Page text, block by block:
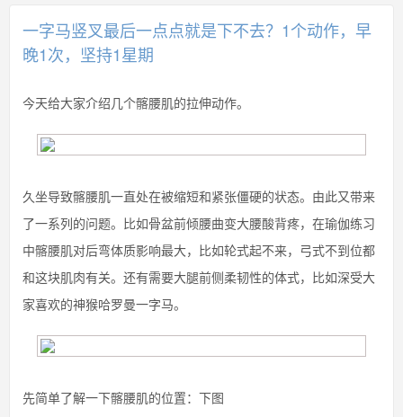
一字马竖叉最后一点点就是下不去？1个动作，早
晚1次，坚持1星期
今天给大家介绍几个髂腰肌的拉伸动作。
久坐导致髂腰肌一直处在被缩短和紧张僵硬的状态。由此又带来
了一系列的问题。比如骨盆前倾腰曲变大腰酸背疼，在瑜伽练习
中髂腰肌对后弯体质影响最大，比如轮式起不来，弓式不到位都
和这块肌肉有关。还有需要大腿前侧柔韧性的体式，比如深受大
家喜欢的神猴哈罗曼一字马。
先简单了解一下髂腰肌的位置：下图